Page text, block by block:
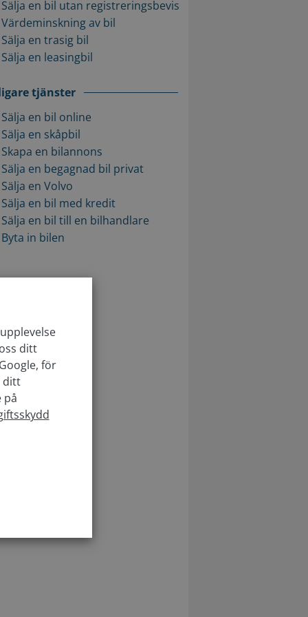
Sälja en bil utan registreringsbevis
Värdeminskning av bil
Sälja en trasig bil
Sälja en leasingbil
tjänster
Sälja en bil online
Sälja en skåpbil
Skapa en bilannons
Sälja en begagnad bil privat
Sälja en Volvo
Sälja en bil med kredit
Sälja en bil till en bilhandlare
Byta in bilen
ditt
för
ditt
på